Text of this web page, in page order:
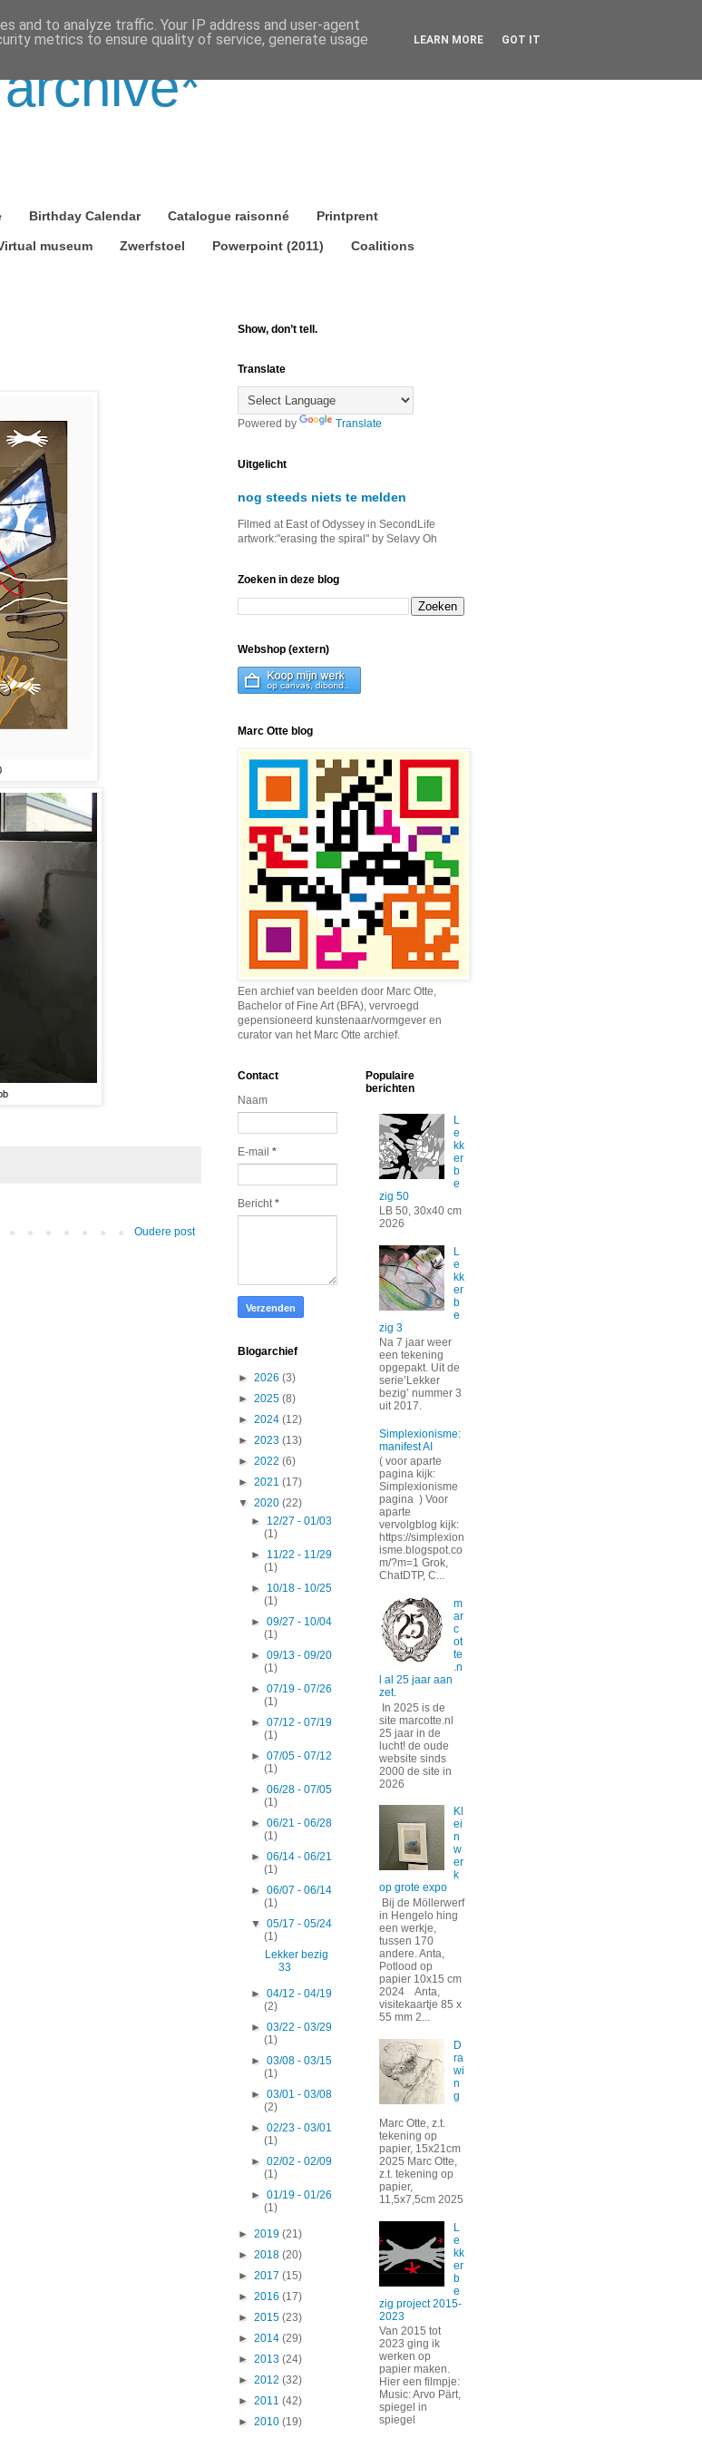
Birthday Calendar Catalogue raisonné Printprent
museum Zwerfstoel Powerpoint (2011) Coalitions
Oudere post
Show, don’t tell.
Translate
Powered by Translate
Uitgelicht
nog steeds niets te melden
Filmed at East of Odyssey in SecondLife
artwork:"erasing the spiral" by Selavy Oh
Zoeken in deze blog
Webshop (extern)
Marc Otte blog
Een archief van beelden door Marc Otte,
Bachelor of Fine Art (BFA), vervroegd
gepensioneerd kunstenaar/vormgever en
curator van het Marc Otte archief.
Contact
Naam
E-mail *
Bericht*
Blogarchief
► 2026 (3)
► 2025 (8)
► 2024 (12)
► 2023 (13)
► 2022 (6)
► 2021 (17)
▼ 2020 (22)
► 12/27 - 01/03
(1)
► 11/22 - 11/29
(1)
► 10/18 - 10/25
(1)
►09/27 - 10/04
(1)
►09/13 - 09/20
(1)
►07/19 - 07/26
(1)
►07/12 - 07/19
(1)
►07/05 - 07/12
(1)
►06/28 - 07/05
(1)
►06/21 - 06/28
(1)
►06/14 - 06/21
(1)
►06/07 - 06/14
(1)
▼05/17 - 05/24
(1)
Lekker bezig
33
►04/12 - 04/19
(2)
►03/22 - 03/29
(1)
►03/08 - 03/15
(1)
►03/01 - 03/08
(2)
►02/23 - 03/01
(1)
►02/02 - 02/09
(1)
►01/19 - 01/26
(1)
► 2019 (21)
► 2018 (20)
► 2017 (15)
► 2016 (17)
► 2015 (23)
► 2014 (29)
► 2013 (24)
► 2012 (32)
► 2011 (42)
► 2010 (19)
Populaire
berichten
L
e
kk
er
b
e
zig 50
LB 50, 30x40 cm
2026
L
e
kk
er
b
e
zig 3
Na 7 jaar weer
een tekening
opgepakt. Uit de
serie’Lekker
bezig’ nummer 3
uit 2017.
Simplexionisme:
manifest AI
( voor aparte
pagina kijk:
Simplexionisme
pagina ) Voor
aparte
vervolgblog kijk:
https://simplexion
isme.blogspot.co
m/?m=1 Grok,
ChatDTP, C...
m
ar
c
ot
te
.n
l al 25 jaar aan
zet.
In 2025 is de
site marcotte.nl
25 jaar in de
lucht! de oude
website sinds
2000 de site in
2026
Kl
ei
n
w
er
k
op grote expo
Bij de Möllerwerf
in Hengelo hing
een werkje,
tussen 170
andere. Anta,
Potlood op
papier 10x15 cm
2024 Anta,
visitekaartje 85 x
55 mm 2...
D
ra
wi
n
g
Marc Otte, z.t.
tekening op
papier, 15x21cm
2025 Marc Otte,
z.t. tekening op
papier,
11,5x7,5cm 2025
L
e
kk
er
b
e
zig project 2015-
2023
Van 2015 tot
2023 ging ik
werken op
papier maken.
Hier een filmpje:
Music: Arvo Pärt,
spiegel in
spiegel
and to analyze traffic. Your IP address and user-agent
metrics to ensure quality of service, generate usage
LEARN MORE GOT IT